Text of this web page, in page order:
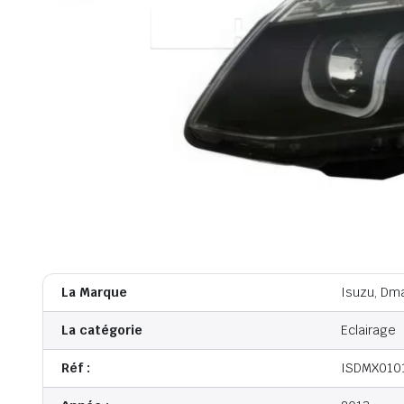
La Marque Isuzu,
La catégorie Eclairage
Réf :